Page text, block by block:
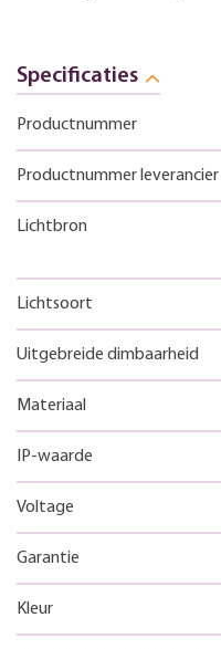
Specificaties
Productnummer
Productnummer leverancier
Lichtbron
Lichtsoort
Uitgebreide dimbaarheid
Materiaal
IP-waarde
Voltage
Garantie
Kleur